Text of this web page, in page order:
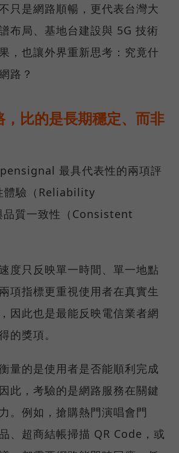
只是網路順暢，更代表台灣大
布局、基地台建設與 5G 技術
，也讓外界重新思考：究竟什
路？
比的是長期穩定、而非
最具代表性的兩項評
體驗（Reliability
質一致性（Consistent
度只反映單一時間、單一地點
項指標更重視使用者在真實生
因此也是最能反映電信業者網
的獎項。
量的是使用者是否能順利完成
此，考驗的是網路服務在關鍵
。例如，搶購熱門演唱會門
、超商結帳掃描 QR Code，或